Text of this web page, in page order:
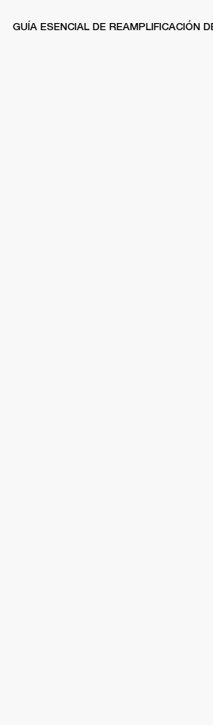
GUÍA ESENCIAL DE REAMPLIFICACIÓN